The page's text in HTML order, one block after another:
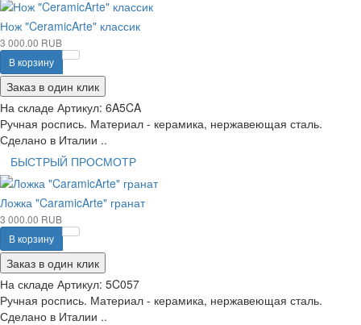
Нож "CeramicArte" классик
3 000.00 RUB
В корзину
Заказ в один клик
На складе Артикул: 6A5CA
Ручная роспись. Материал - керамика, нержавеющая сталь.
Сделано в Италии ..
БЫСТРЫЙ ПРОСМОТР
Ложка "CaramicArte" гранат
3 000.00 RUB
В корзину
Заказ в один клик
На складе Артикул: 5C057
Ручная роспись. Материал - керамика, нержавеющая сталь.
Сделано в Италии ..